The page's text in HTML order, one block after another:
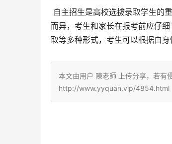
而异，考生和家长在报考前应仔
取等多种形式，考生可以根据自身
本文由用户 陳老師 上传分享，若有
http://www.yyquan.vip/4854.html